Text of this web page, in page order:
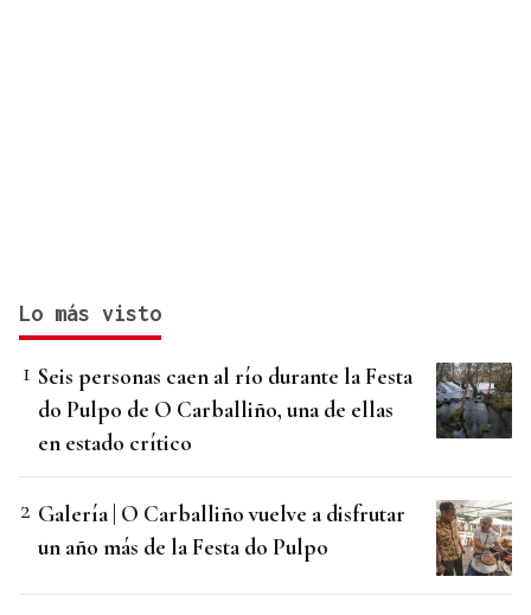
Lo más visto
Seis personas caen al río durante la Festa
do Pulpo de O Carballiño, una de ellas
en estado crítico
Galería | O Carballiño vuelve a disfrutar
un año más de la Festa do Pulpo